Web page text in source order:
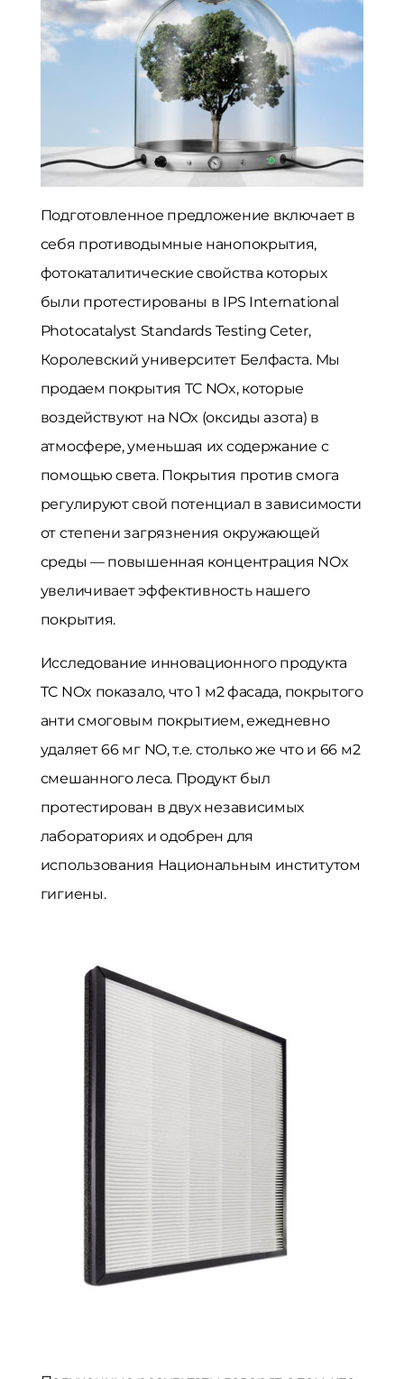
Подготовленное предложение включает в
себя противодымные нанопокрытия,
фотокаталитические свойства которых
были протестированы в IPS International
Photocatalyst Standards Testing Ceter,
Королевский университет Белфаста. Мы
продаем покрытия TC NOx, которые
воздействуют на NOx (оксиды азота) в
атмосфере, уменьшая их содержание с
помощью света. Покрытия против смога
регулируют свой потенциал в зависимости
от степени загрязнения окружающей
среды — повышенная концентрация NOx
увеличивает эффективность нашего
покрытия.
Исследование инновационного продукта
TC NOx показало, что 1 м2 фасада, покрытого
анти смоговым покрытием, ежедневно
удаляет 66 мг NO, т.е. столько же что и 66 м2
смешанного леса. Продукт был
протестирован в двух независимых
лабораториях и одобрен для
использования Национальным институтом
гигиены.